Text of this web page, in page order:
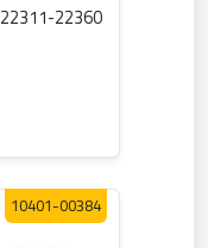
22311-22360 - جوان وش سلندر اكسنت 1300
10401-00384